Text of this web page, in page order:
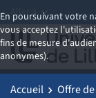
En poursuivant votre
vous acceptez
fins de mesure
anonymes).
Aller à
Accueil Offre